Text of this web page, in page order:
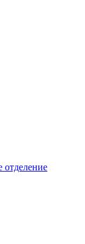
отделение